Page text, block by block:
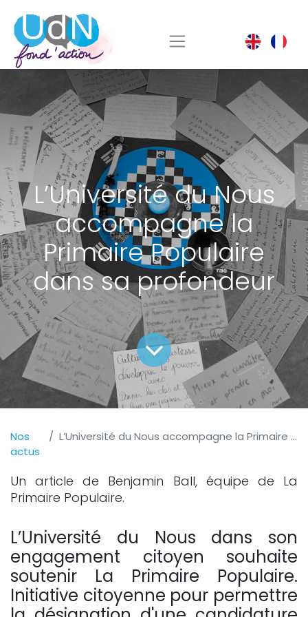
L’Université du Nous
accompagne la
Primaire Populaire
dans sa profondeur
Nos
actus
L’Université du Nous accompagne la Primaire Populaire dans sa profondeur
Un article de Benjamin Ball, équipe de La
Primaire Populaire.
L’Université du Nous dans son
engagement citoyen souhaite
soutenir La Primaire Populaire.
Initiative citoyenne pour permettre